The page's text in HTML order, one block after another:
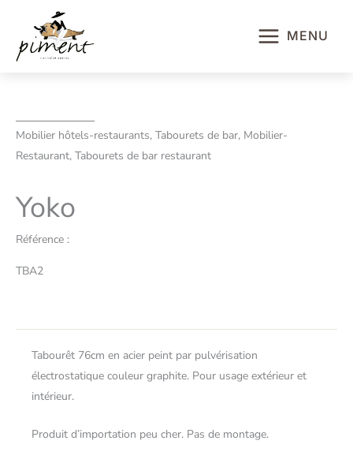
contenu
MENU
Mobilier hôtels-restaurants, Tabourets de bar, Mobilier-
Restaurant, Tabourets de bar restaurant
Yoko
Référence :
TBA2
Tabourêt 76cm en acier peint par pulvérisation
électrostatique couleur graphite. Pour usage extérieur et
intérieur.
Produit d’importation peu cher. Pas de montage.